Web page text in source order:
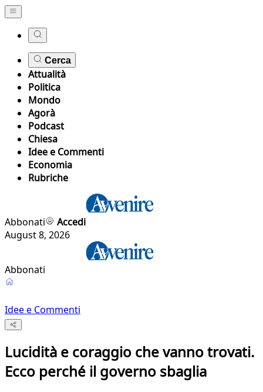
Cerca
Attualità
Politica
Mondo
Agorà
Podcast
Chiesa
Idee e Commenti
Economia
Rubriche
Abbonati
Accedi
August 8, 2026
Abbonati
Idee e Commenti
Lucidità e coraggio che vanno trovati.
Ecco perché il governo sbaglia